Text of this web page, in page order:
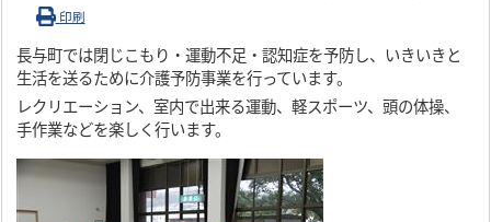
印刷
長与町では閉じこもり・運動不足・認知症を予防し、いきいきと
生活を送るために介護予防事業を行っています。
レクリエーション、室内で出来る運動、軽スポーツ、頭の体操、
手作業などを楽しく行います。